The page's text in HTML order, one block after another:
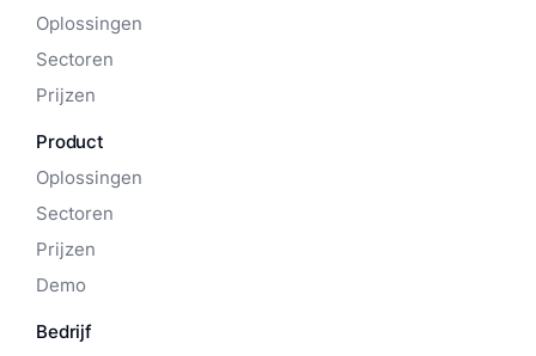
Oplossingen
Sectoren
Prijzen
Product
Oplossingen
Sectoren
Prijzen
Demo
Bedrijf